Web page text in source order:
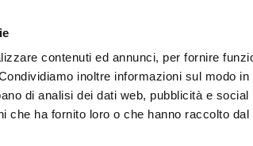
contenuti ed annunci, per fornire
inoltre informazioni sul modo
di analisi dei dati web, pubblicità e social
che ha fornito loro o che hanno raccolto